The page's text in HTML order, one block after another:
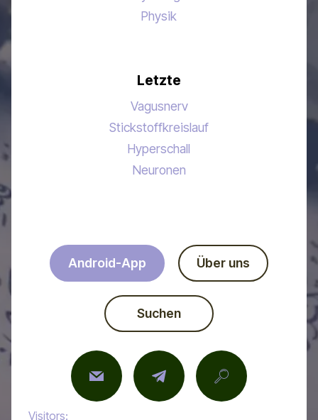
Physik
Letzte
Vagusnerv
Stickstoffkreislauf
Hyperschall
Neuronen
Android-App Über uns
Suchen
Visitors: